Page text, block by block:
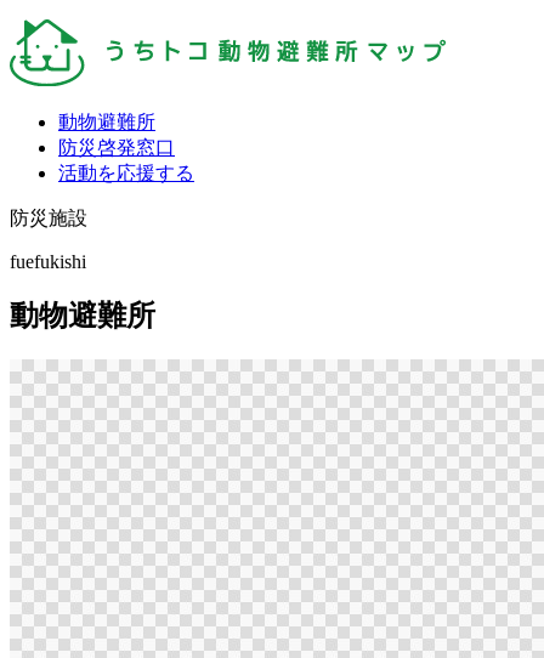
動物避難所
防災啓発窓口
活動を応援する
防災施設
fuefukishi
動物避難所